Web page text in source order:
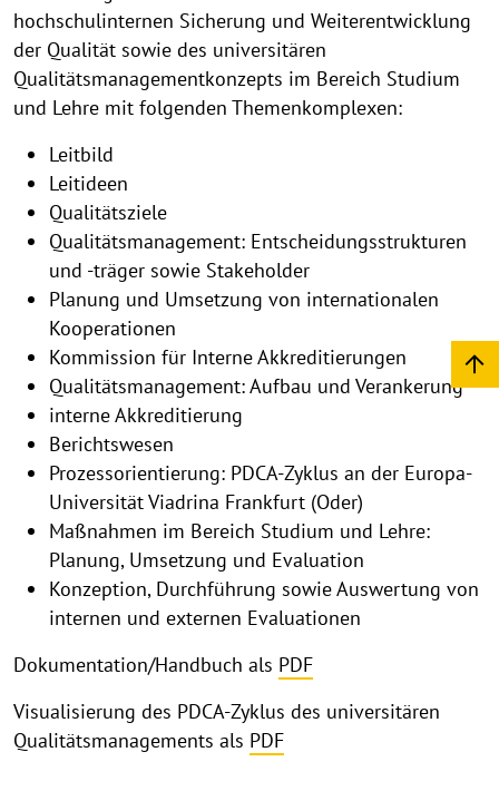
hochschulinternen Sicherung und Weiterentwicklung
der Qualität sowie des universitären
Qualitätsmanagementkonzepts im Bereich Studium
und Lehre mit folgenden Themenkomplexen:
Leitbild
Leitideen
Qualitätsziele
Qualitätsmanagement: Entscheidungsstrukturen
und -träger sowie Stakeholder
Planung und Umsetzung von internationalen
Kooperationen
Kommission für Interne Akkreditierungen
Qualitätsmanagement: Aufbau und Verankerung
interne Akkreditierung
Berichtswesen
Prozessorientierung: PDCA-Zyklus an der Europa-
Universität Viadrina Frankfurt (Oder)
Maßnahmen im Bereich Studium und Lehre:
Planung, Umsetzung und Evaluation
Konzeption, Durchführung sowie Auswertung von
internen und externen Evaluationen
Dokumentation/Handbuch als PDF
Visualisierung des PDCA-Zyklus des universitären
Qualitätsmanagements als PDF